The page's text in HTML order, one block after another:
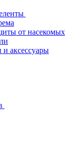
от насекомых
аксессуары